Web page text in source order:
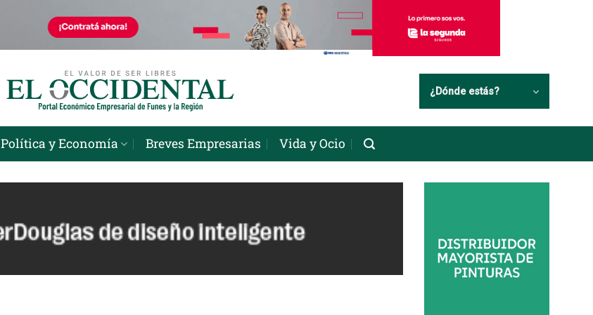
¿Dónde estás?
Política y Economía Breves Empresarias Vida y Ocio